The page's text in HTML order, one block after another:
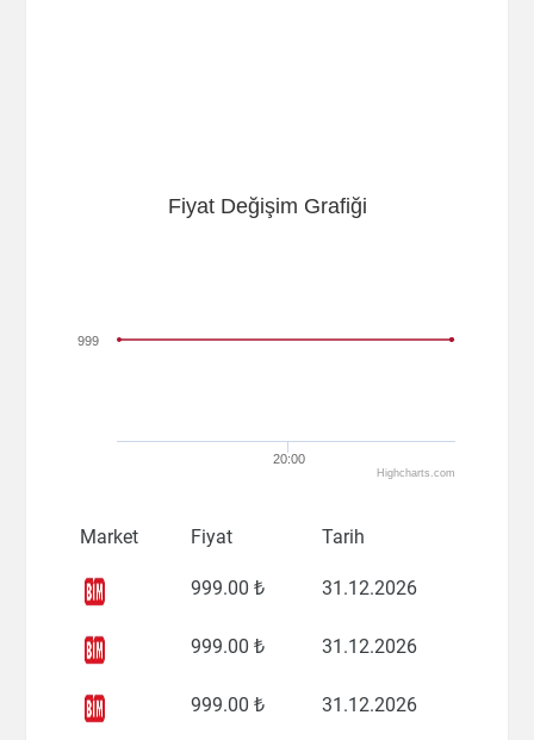
Fiyat Değişim Grafiği
20:00
999
Highcharts.com
Market Fiyat Tarih
999.00 ₺ 31.12.2026
999.00 ₺ 31.12.2026
999.00 ₺ 31.12.2026